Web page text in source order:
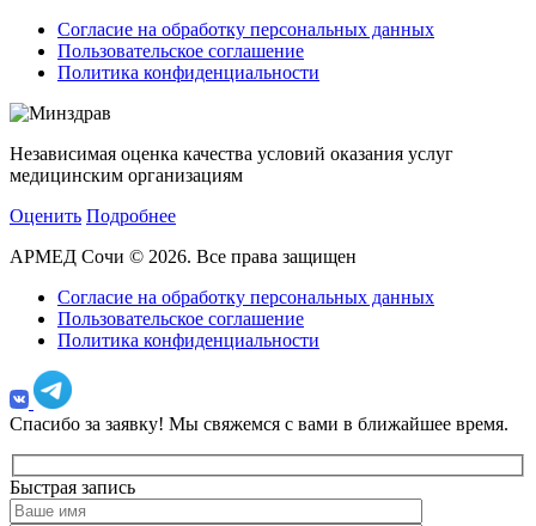
Согласие на обработку персональных данных
Пользовательское соглашение
Политика конфиденциальности
Независимая оценка качества условий оказания услуг
медицинским организациям
Оценить Подробнее
АРМЕД Сочи © 2026. Все права защищен
Согласие на обработку персональных данных
Пользовательское соглашение
Политика конфиденциальности
Спасибо за заявку! Мы свяжемся с вами в ближайшее время.
Быстрая запись